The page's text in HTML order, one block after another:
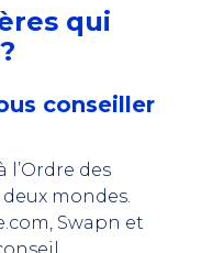
qui
conseiller
l’Ordre des
mondes.
Swapn et